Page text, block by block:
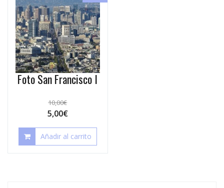
Foto San Francisco I
10,00€
5,00€
Añadir al carrito